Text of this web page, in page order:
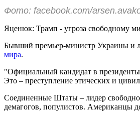
Фото: facebook.com/
Яценюк: Трамп - угроза свободному
Бывший премьер-министр Украины и
мира.
"Официальный кандидат в
Это – преступление этических и
Соединенные Штаты – лидер
демагогов, популистов. Американцы